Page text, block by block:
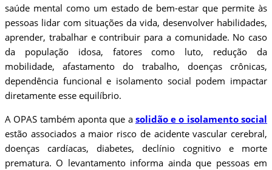
saúde mental como um estado de bem-estar que permite às
pessoas lidar com situações da vida, desenvolver habilidades,
aprender, trabalhar e contribuir para a comunidade. No caso
da população idosa, fatores como luto, redução da
mobilidade, afastamento do trabalho, doenças crônicas,
dependência funcional e isolamento social podem impactar
diretamente esse equilíbrio.
A OPAS também aponta que a solidão e o isolamento social
estão associados a maior risco de acidente vascular cerebral,
doenças cardíacas, diabetes, declínio cognitivo e morte
prematura. O levantamento informa ainda que pessoas em